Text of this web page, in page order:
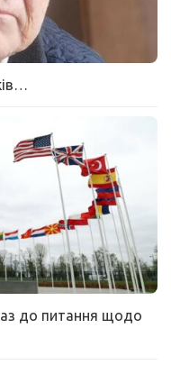
до питання щодо